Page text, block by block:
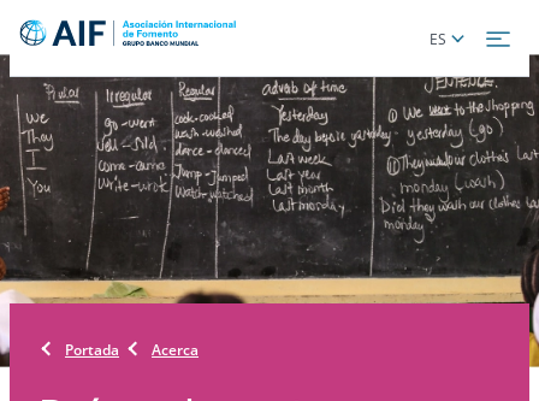
Skip
main
content
Global
toggler
ES
Portada Acerca